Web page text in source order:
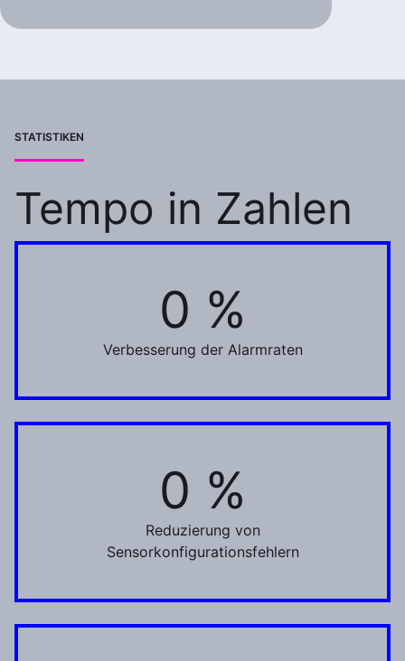
STATISTIKEN
Tempo in Zahlen
0 %
60 %
Verbesserung der Alarmraten
0 %
40 %
Reduzierung von
Sensorkonfigurationsfehlern